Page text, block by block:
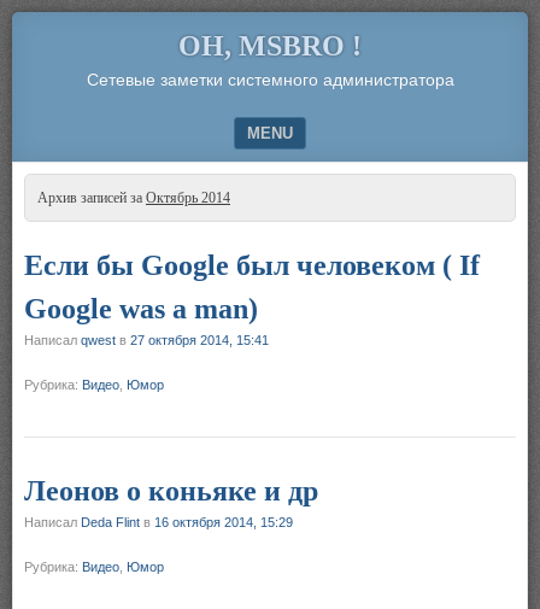
OH, MSBRO !
Сетевые заметки системного администратора
MENU
SKIP TO CONTENT
Архив записей за Октябрь 2014
Если бы Google был человеком ( If
Google was a man)
Написал qwest в 27 октября 2014, 15:41
Рубрика: Видео Юмор
Леонов о коньяке и др
Написал Deda Flint в 16 октября 2014, 15:29
Рубрика: Видео Юмор